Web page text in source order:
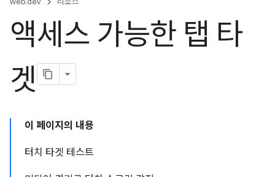
액세스 가능한 탭 타
겟
이 페이지의 내용
터치 타겟 테스트